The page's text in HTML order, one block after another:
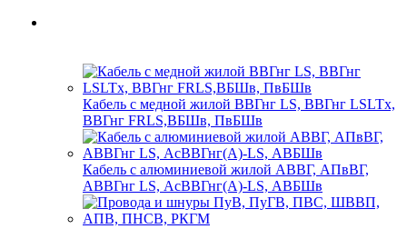
Кабель с медной жилой ВВГнг LS, ВВГнг LSLTx,
ВВГнг FRLS,ВБШв, ПвБШв
Кабель с алюминиевой жилой АВВГ, АПвВГ,
АВВГнг LS, АсВВГнг(А)-LS, АВБШв